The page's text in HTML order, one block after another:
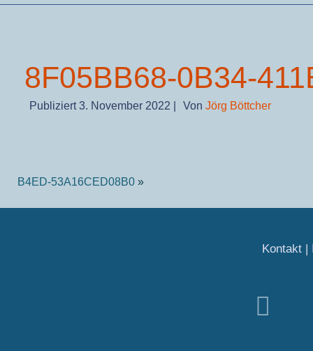
8F05BB68-0B34-
Publiziert 3. November 2022 Von Jörg Böttcher
B4ED-53A16CED08B0 »
Kontakt|